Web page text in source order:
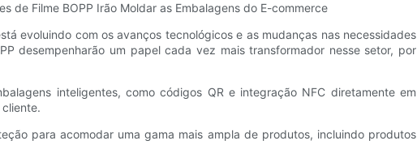
de Filme BOPP Irão Moldar as Embalagens do E-commerce
evoluindo com os avanços tecnológicos e as mudanças nas necessidades
desempenharão um papel cada vez mais transformador nesse setor, por
inteligentes, como códigos QR e integração NFC diretamente em
para acomodar uma gama mais ampla de produtos, incluindo produtos